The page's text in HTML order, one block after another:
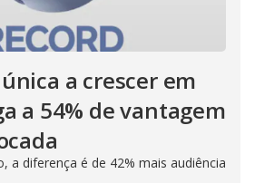
única a crescer em
a 54% de vantagem
a diferença é de 42% mais audiência